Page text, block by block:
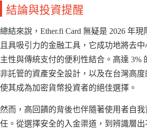
結論與投資提醒
總結來說，Ether.fi Card 無疑是 2026 年
且具吸引力的金融工具，它成功地將去
主性與傳統支付的便利性結合。高達 3%
非託管的資產安全設計，以及在台灣高
使其成為加密貨幣投資者的絕佳選擇。
然而，高回饋的背後也伴隨著使用者自
任。從選擇安全的入金渠道，到辨識層出